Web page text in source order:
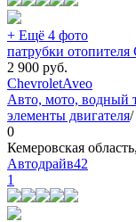
+ Ещё 4 фото
патрубки
2 900 руб.
ChevroletAveo
Авто, мото, водный
элементы двигателя/
0
Кемеровская
Автодрайв42
1